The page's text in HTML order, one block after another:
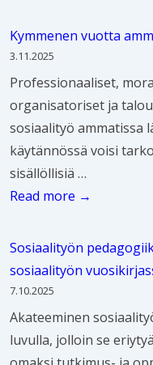
i
!
e
t
o
i
s
t
a
o
e
t
t
a
a
a
:
m
i
k
s
l
i
t
y
ö
n
k
ä
t
n
a
t
–
m
i
e
l
e
k
i
i
n
t
o
r
v
e
s
s
a
l
i
t
y
Kymmenen vuotta
3.11.2025
Professionaaliset,
organisatoriset ja
sosiaalityö ammatissa
käytännössä voisi
sisällöllisiä …
K
m
e
n
e
Read more →
Sosiaalityön
sosiaalityön
7.10.2025
Akateeminen
luvulla, jolloin se